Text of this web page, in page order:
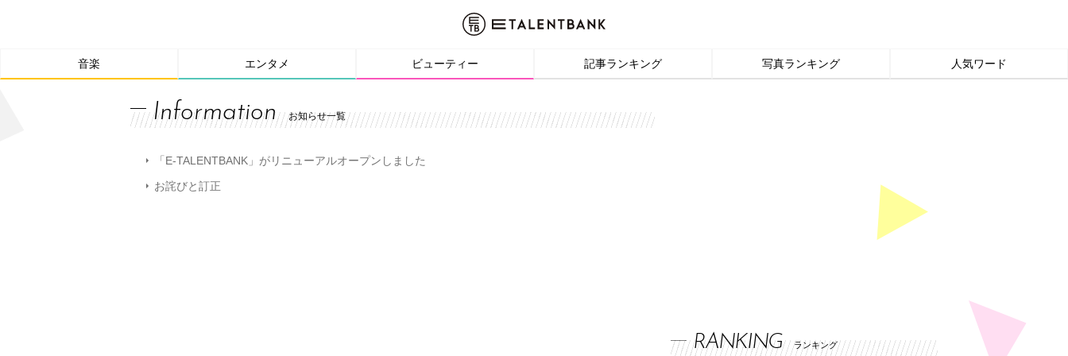
音楽 エンタメ ビューティー 記事ランキング 写真ランキング 人気ワード
Information お知らせ一覧
「E-TALENTBANK」がリニューアルオープンしました
お詫びと訂正
RANKING ランキング